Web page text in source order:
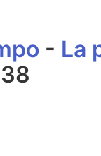
- La
38